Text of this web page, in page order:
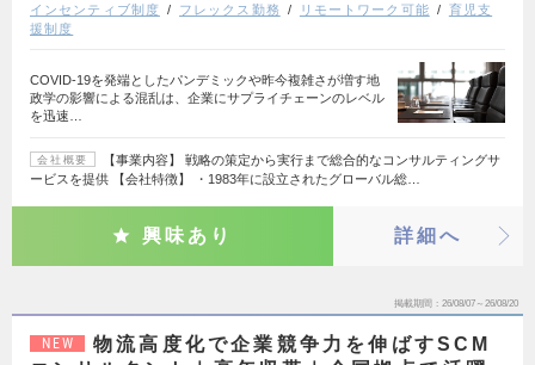
インセンティブ制度
フレックス勤務 リモートワーク可能
育児支
援制度
COVID-19を発端としたパンデミックや昨今複雑さが増す地
政学の影響による混乱は、企業にサプライチェーンのレベル
を迅速…
会社概要
【事業内容】 戦略の策定から実行まで総合的なコンサルティングサ
ービスを提供 【会社特徴】 ・1983年に設立されたグローバル総…
興味あり 詳細へ
掲載期間 26/08/07～26/08/20
NEW
物流高度化で企業競争力を伸ばすSCM